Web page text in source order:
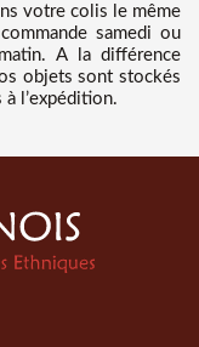
votre colis le même
samedi ou
A la différence
objets sont stockés
l’expédition.